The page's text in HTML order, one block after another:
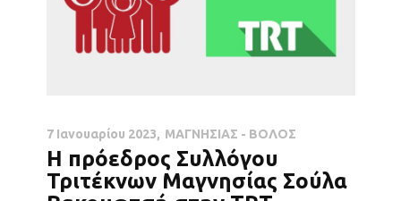
7 Ιανουαρίου 2023 ΜΑΓΝΗΣΙΑΣ - ΒΟΛΟΣ
Η πρόεδρος Συλλόγου
Τριτέκνων Μαγνησίας Σούλα